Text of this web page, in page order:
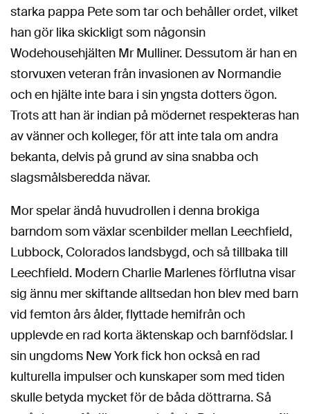
starka pappa Pete som tar och behåller ordet, vilket
han gör lika skickligt som någonsin
Wodehousehjälten Mr Mulliner. Dessutom är han en
storvuxen veteran från invasionen av Normandie
och en hjälte inte bara i sin yngsta dotters ögon.
Trots att han är indian på mödernet respekteras han
av vänner och kolleger, för att inte tala om andra
bekanta, delvis på grund av sina snabba och
slagsmålsberedda nävar.
Mor spelar ändå huvudrollen i denna brokiga
barndom som växlar scenbilder mellan Leechfield,
Lubbock, Colorados landsbygd, och så tillbaka till
Leechfield. Modern Charlie Marlenes förflutna visar
sig ännu mer skiftande alltsedan hon blev med barn
vid femton års ålder, flyttade hemifrån och
upplevde en rad korta äktenskap och barnfödslar. I
sin ungdoms New York fick hon också en rad
kulturella impulser och kunskaper som med tiden
skulle betyda mycket för de båda döttrarna. Så